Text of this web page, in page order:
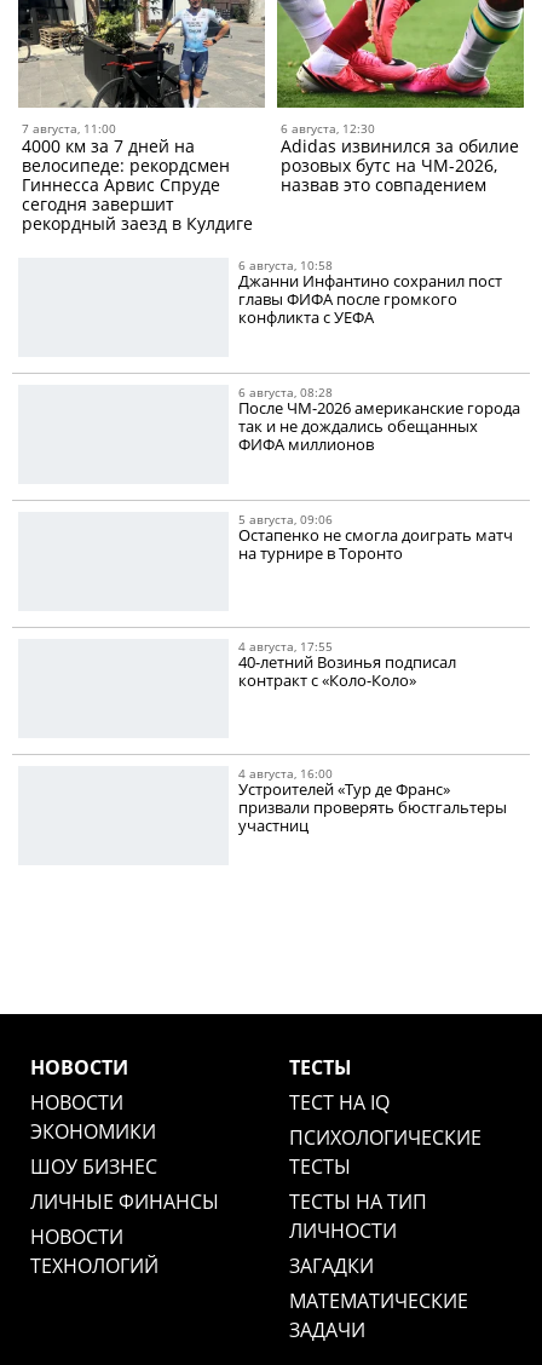
7 августа, 11:00
4000 км за 7 дней на
велосипеде: рекордсмен
Гиннесса Арвис Спруде
сегодня завершит
рекордный заезд в Кулдиге
6 августа, 12:30
Adidas извинился за обилие
розовых бутс на ЧМ-2026,
назвав это совпадением
6 августа, 10:58
Джанни Инфантино сохранил пост
главы ФИФА после громкого
конфликта с УЕФА
6 августа, 08:28
После ЧМ-2026 американские города
так и не дождались обещанных
ФИФА миллионов
5 августа, 09:06
Остапенко не смогла доиграть матч
на турнире в Торонто
4 августа, 17:55
40-летний Возинья подписал
контракт с «Коло-Коло»
4 августа, 16:00
Устроителей «Тур де Франс»
призвали проверять бюстгальтеры
участниц
НОВОСТИ
НОВОСТИ
ЭКОНОМИКИ
ШОУ БИЗНЕС
ЛИЧНЫЕ ФИНАНСЫ
НОВОСТИ
ТЕХНОЛОГИЙ
ТЕСТЫ
ТЕСТ НА IQ
ПСИХОЛОГИЧЕСКИЕ
ТЕСТЫ
ТЕСТЫ НА ТИП
ЛИЧНОСТИ
ЗАГАДКИ
МАТЕМАТИЧЕСКИЕ
ЗАДАЧИ